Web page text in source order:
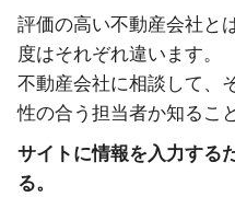
評価の高い不動産会社と
度はそれぞれ違います。
不動産会社に相談して、
性の合う担当者か知るこ
サイトに情報を入力する
る。